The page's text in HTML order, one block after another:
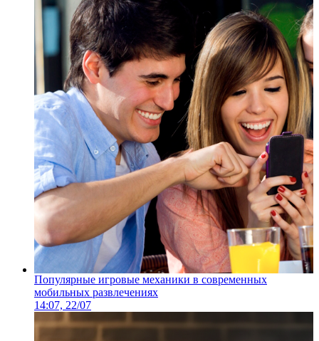
Популярные игровые механики в современных
мобильных развлечениях
14:07, 22/07